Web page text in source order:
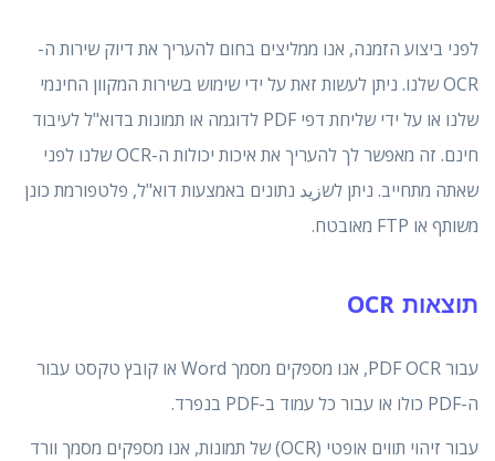
לפני ביצוע הזמנה, אנו ממליצים בחום להעריך את דיוק שירות ה-
OCR שלנו. ניתן לעשות זאת על ידי שימוש בשירות המקוון החינמי
שלנו או על ידי שליחת דפי PDF לדוגמה או תמונות בדוא"ל לעיבוד
חינם. זה מאפשר לך להעריך את איכות יכולות ה-OCR שלנו לפני
שאתה מתחייב. ניתן לשزيد נתונים באמצעות דוא"ל, פלטפורמת כונן
משותף או FTP מאובטח.
תוצאות OCR
עבור PDF OCR, אנו מספקים מסמך Word או קובץ טקסט עבור
ה-PDF כולו או עבור כל עמוד ב-PDF בנפרד.
עבור זיהוי תווים אופטי (OCR) של תמונות, אנו מספקים מסמך וורד